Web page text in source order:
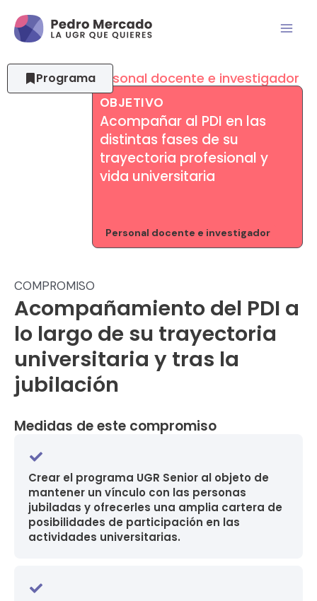
ProgramaPersonal docente e investigador
OBJETIVO
Acompañar al PDI en las
distintas fases de su
trayectoria profesional y
vida universitaria
Personal docente e investigador
COMPROMISO
Acompañamiento del PDI a
lo largo de su trayectoria
universitaria y tras la
jubilación
Medidas de este compromiso
Crear el programa UGR Senior al objeto de
mantener un vínculo con las personas
jubiladas y ofrecerles una amplia cartera de
posibilidades de participación en las
actividades universitarias.